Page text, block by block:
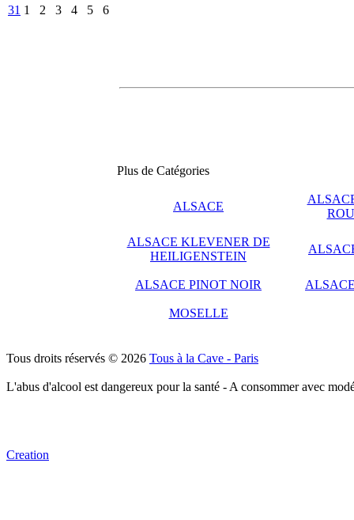
31 1 2 3 4 5 6
Plus de Catégories
ALSACE
ALSACE KLEVENER DE
HEILIGENSTEIN
ALSACE PINOT NOIR
MOSELLE
Tous droits réservés © 2026 Tous à la Cave - Paris
L'abus d'alcool est dangereux pour la santé - A consommer avec
Creation